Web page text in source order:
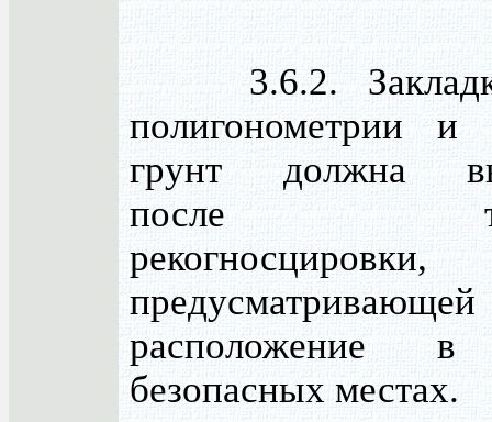
3.6.2.
полигонометрии и
грунт должна
после
рекогносцировки,
расположение в
безопасных местах.